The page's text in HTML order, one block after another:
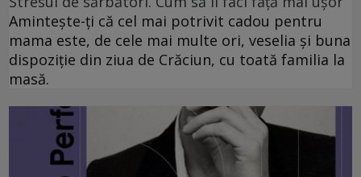
Amintește-ți că cel mai potrivit cadou pentru
mama este, de cele mai multe ori, veselia și buna
dispoziție din ziua de Crăciun, cu toată familia la
masă.